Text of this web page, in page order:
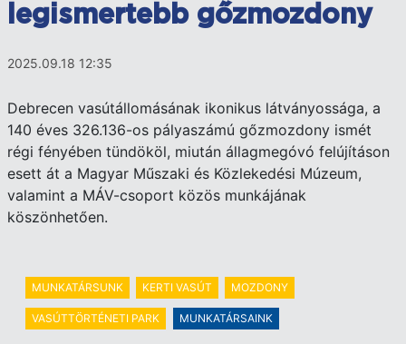
legismertebb gőzmozdony
2025.09.18 12:35
Debrecen vasútállomásának ikonikus látványossága, a
140 éves 326.136-os pályaszámú gőzmozdony ismét
régi fényében tündököl, miután állagmegóvó felújításon
esett át a Magyar Műszaki és Közlekedési Múzeum,
valamint a MÁV-csoport közös munkájának
köszönhetően.
MUNKATÁRSUNK KERTI VASÚT MOZDONY
VASÚTTÖRTÉNETI PARK MUNKATÁRSAINK